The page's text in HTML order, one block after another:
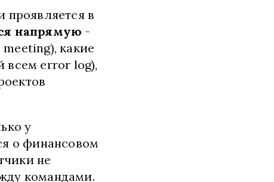
проявляется в
напрямую -
какие
всем error log),
у
о финансовом
не
командами.